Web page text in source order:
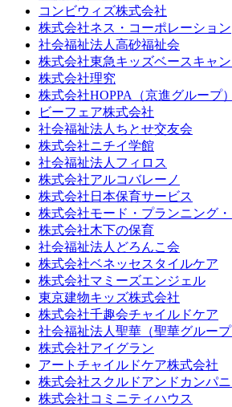
コンビウィズ株式会社
株式会社ネス・コーポレーション
社会福祉法人高砂福祉会
株式会社東急キッズベースキャ
株式会社理究
株式会社HOPPA（京進グループ）
ビーフェア株式会社
社会福祉法人ちとせ交友会
株式会社ニチイ学館
社会福祉法人フィロス
株式会社アルコバレーノ
株式会社日本保育サービス
株式会社モード・プランニング
株式会社木下の保育
社会福祉法人どろんこ会
株式会社ベネッセスタイルケア
株式会社マミーズエンジェル
東京建物キッズ株式会社
株式会社千趣会チャイルドケア
社会福祉法人聖華（聖華グループ
株式会社アイグラン
アートチャイルドケア株式会社
株式会社スクルドアンドカンパ
株式会社コミニティハウス